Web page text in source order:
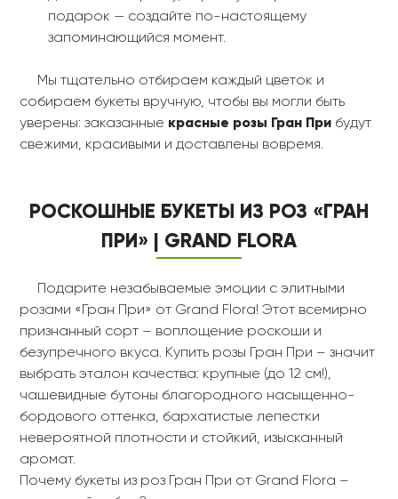
подарок — создайте по-настоящему
запоминающийся момент.
Мы тщательно отбираем каждый цветок и
собираем букеты вручную, чтобы вы могли быть
уверены: заказанные красные розы Гран При будут
свежими, красивыми и доставлены вовремя.
РОСКОШНЫЕ БУКЕТЫ ИЗ РОЗ «ГРАН
ПРИ» | GRAND FLORA
Подарите незабываемые эмоции с элитными
розами «Гран При» от Grand Flora! Этот всемирно
признанный сорт – воплощение роскоши и
безупречного вкуса. Купить розы Гран При – значит
выбрать эталон качества: крупные (до 12 см!),
чашевидные бутоны благородного насыщенно-
бордового оттенка, бархатистые лепестки
невероятной плотности и стойкий, изысканный
аромат.
Почему букеты из роз Гран При от Grand Flora –